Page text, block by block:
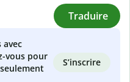
Traduire
avec
vous pour
S’inscrire